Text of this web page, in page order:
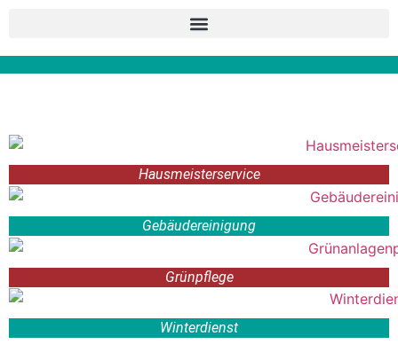
Hausmeisterservice
Gebäudereinigung
Grünpflege
Winterdienst